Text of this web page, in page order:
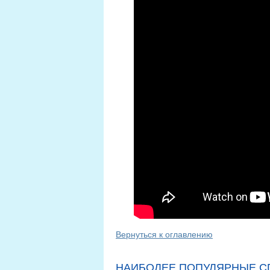
Вернуться к оглавлению
НАИБОЛЕЕ ПОПУЛЯРНЫЕ